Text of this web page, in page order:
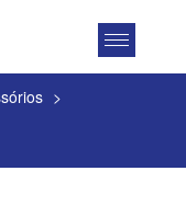
Toggle
>